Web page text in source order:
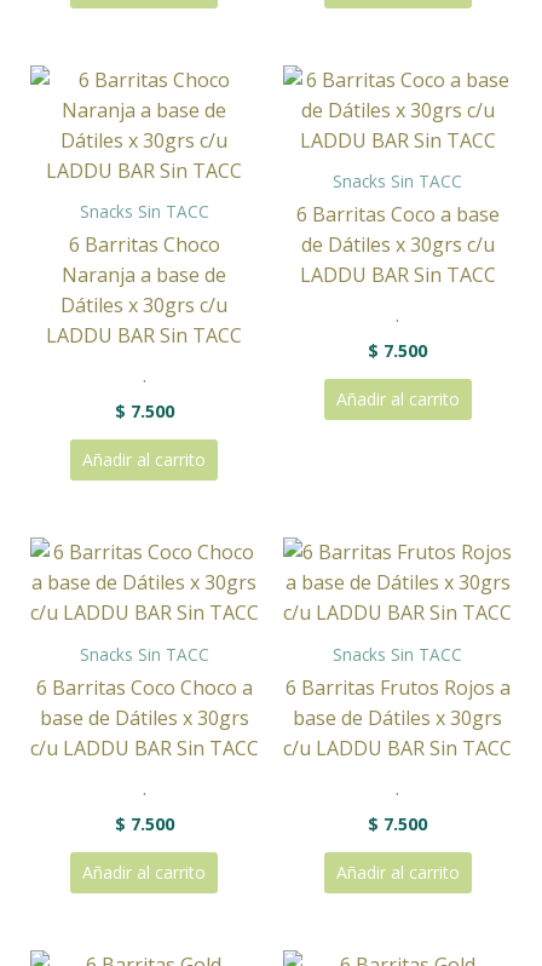
Snacks Sin TACC
6 Barritas Choco
Naranja a base de
Dátiles x 30grs c/u
LADDU BAR Sin TACC
.
$ 7.500
Añadir al carrito
Snacks Sin TACC
6 Barritas Coco a base
de Dátiles x 30grs c/u
LADDU BAR Sin TACC
.
$ 7.500
Añadir al carrito
Snacks Sin TACC
6 Barritas Coco Choco a
base de Dátiles x 30grs
c/u LADDU BAR Sin TACC
.
$ 7.500
Añadir al carrito
Snacks Sin TACC
6 Barritas Frutos Rojos a
base de Dátiles x 30grs
c/u LADDU BAR Sin TACC
.
$ 7.500
Añadir al carrito